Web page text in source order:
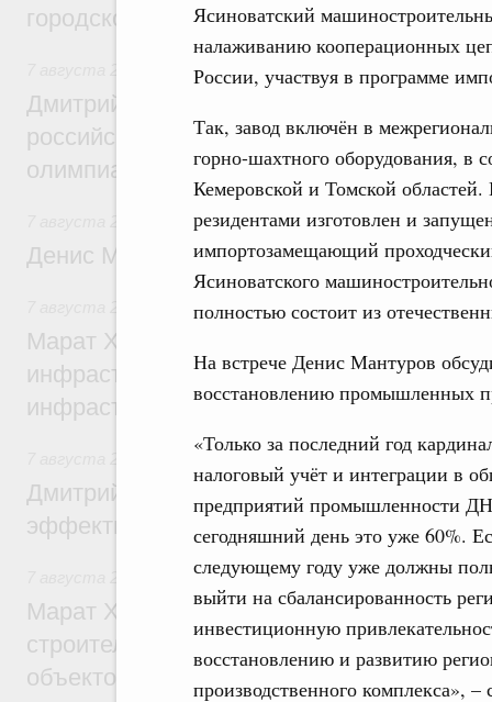
Ясиноватский
налаживанию кооперационных
России, участвуя в программе
Так, завод включён в
горно-шахтного оборудования, в
Кемеровской и Томской
резидентами изготовлен и
импортозамещающий
Ясиноватского
полностью состоит из
На встрече Денис Мантуров
восстановлению промышленных
«Только за последний год
налоговый учёт и интеграции в
предприятий промышленности
сегодняшний день это уже 60%.
следующему году уже должны
выйти на сбалансированность
инвестиционную
восстановлению и развитию
производственного комплекса»,
городской среды
Отрасль информационных технологий
Дмитрий Чернышенко и Сергей Кравцов
российскую сборную с победой на
олимпиаде по искусственному
Общие вопросы промышленной политики
Денис Мантуров посетил Ярославскую
Бюджеты субъектов Федерации.
Марат Хуснуллин: 15 объектов
инфраструктуры построили и обновили
инфраструктурным кредитам
Развитие сельских территорий
Дмитрий Патрушев: Синхронизация
эффективность поддержки сельских
Экономика городов. Городская среда
Марат Хуснуллин: «Единый заказчик»
строительство и реконструкцию более
объектов